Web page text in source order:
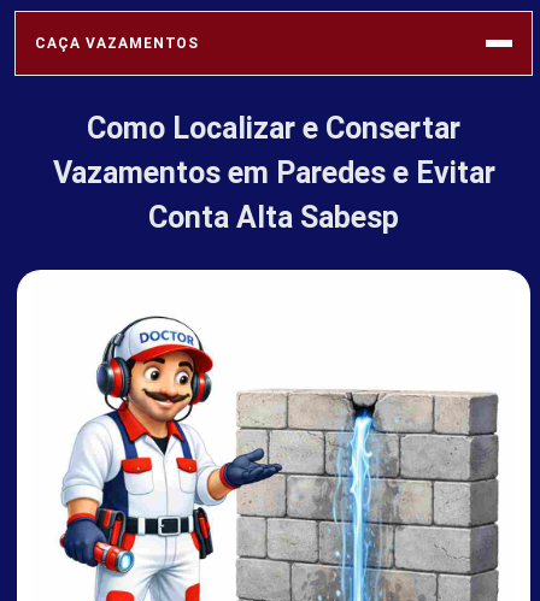
CAÇA VAZAMENTOS
SABESP
VAZAMENTOS
REDE HIDRÁULICA
SOLUÇÕES
PROFISSIONAIS
Como Localizar e Consertar
Vazamentos em Paredes e Evitar
Conta Alta Sabesp